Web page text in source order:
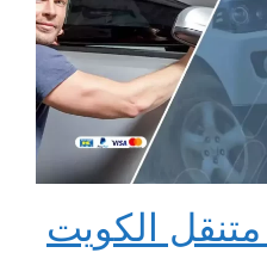
الكويت